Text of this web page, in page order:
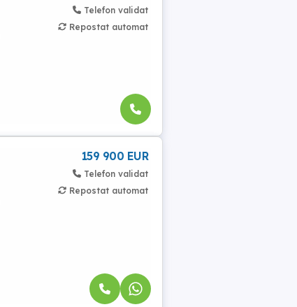
Telefon validat
Repostat automat
159 900 EUR
Telefon validat
Repostat automat